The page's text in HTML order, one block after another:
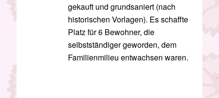
gekauft und grundsaniert (nach
historischen Vorlagen). Es schaffte
Platz für 6 Bewohner, die
selbstständiger geworden, dem
Familienmilieu entwachsen waren.